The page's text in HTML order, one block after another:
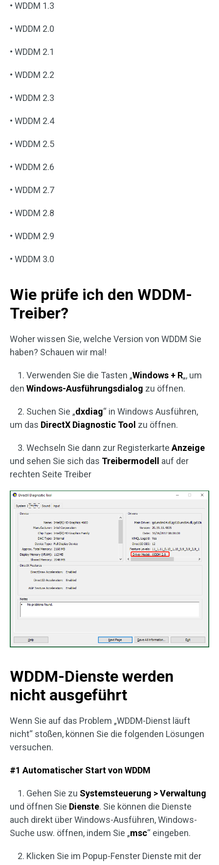
• WDDM 1.3
• WDDM 2.0
• WDDM 2.1
• WDDM 2.2
• WDDM 2.3
• WDDM 2.4
• WDDM 2.5
• WDDM 2.6
• WDDM 2.7
• WDDM 2.8
• WDDM 2.9
• WDDM 3.0
Wie prüfe ich den WDDM-
Treiber?
Woher wissen Sie, welche Version von WDDM Sie
haben? Schauen wir mal!
1. Verwenden Sie die Tasten „Windows + R„, um
den Windows-Ausführungsdialog zu öffnen.
2. Suchen Sie „dxdiag“ in Windows Ausführen,
um das DirectX Diagnostic Tool zu öffnen.
3. Wechseln Sie dann zur Registerkarte Anzeige
und sehen Sie sich das Treibermodell
auf der
rechten Seite Treiber
WDDM-Dienste werden
nicht ausgeführt
Wenn Sie auf das Problem „WDDM-Dienst läuft
nicht“ stoßen, können Sie die folgenden Lösungen
versuchen.
#1 Automatischer Start von WDDM
1. Gehen Sie zu Systemsteuerung > Verwaltung
und öffnen Sie Dienste. Sie können die Dienste
auch direkt über Windows-Ausführen, Windows-
Suche usw. öffnen, indem Sie „msc“ eingeben.
2. Klicken Sie im Popup-Fenster Dienste mit der